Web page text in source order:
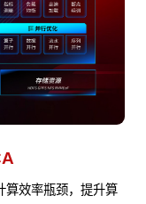
算效率瓶颈，提升算